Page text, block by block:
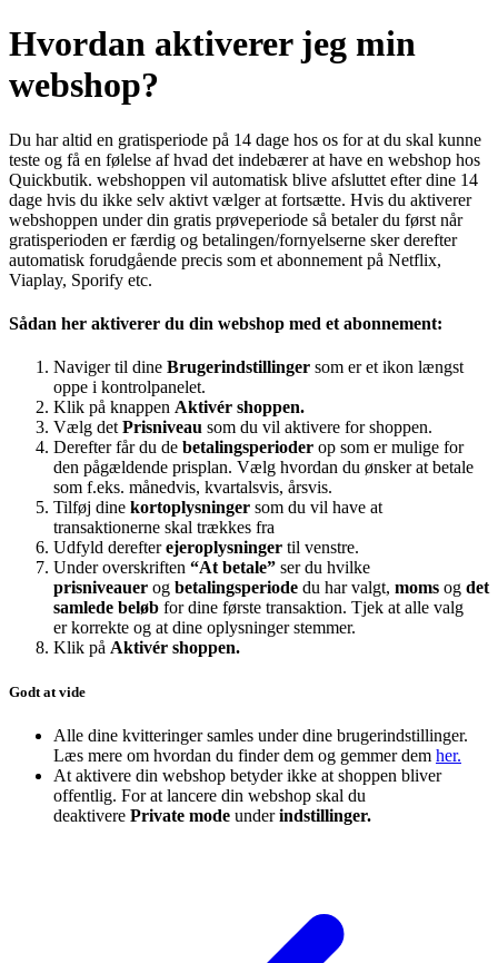
Hvordan aktiverer jeg min
webshop?
Du har altid en gratisperiode på 14 dage hos os for at du skal kunne
teste og få en følelse af hvad det indebærer at have en webshop hos
Quickbutik. webshoppen vil automatisk blive afsluttet efter dine 14
dage hvis du ikke selv aktivt vælger at fortsætte. Hvis du aktiverer
webshoppen under din gratis prøveperiode så betaler du først når
gratisperioden er færdig og betalingen/fornyelserne sker derefter
automatisk forudgående precis som et abonnement på Netflix,
Viaplay, Sporify etc.
Sådan her aktiverer du din webshop med et abonnement:
Naviger til dine Brugerindstillinger som er et ikon længst
oppe i kontrolpanelet.
Klik på knappen Aktivér shoppen.
Vælg detPrisniveau som du vil aktivere for shoppen.
Derefter får du de betalingsperioder op som er mulige for
den pågældende prisplan. Vælg hvordan du ønsker at betale
som f.eks. månedvis, kvartalsvis, årsvis.
Tilføj dine kortoplysninger som du vil have at
transaktionerne skal trækkes fra
Udfyld derefterejeroplysninger til venstre.
Under overskriften “At betale” ser du hvilke
prisniveauer og betalingsperiode du har valgt, moms og det
samlede beløb for dine første transaktion. Tjek at alle valg
er korrekte og at dine oplysninger stemmer.
Klik på Aktivér shoppen.
Godt at vide
Alle dine kvitteringer samles under dine brugerindstillinger.
Læs mere om hvordan du finder dem og gemmer dem her.
At aktivere din webshop betyder ikke at shoppen bliver
offentlig. For at lancere din webshop skal du
deaktivere Private mode underindstillinger.